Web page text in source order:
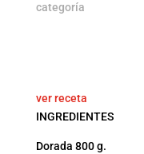
categoría
ver receta
INGREDIENTES
Dorada 800 g.